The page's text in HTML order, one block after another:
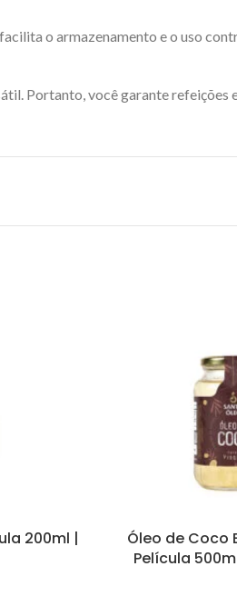
o armazenamento e o uso
Portanto, você garante refeições
200ml |
Óleo de Coco
Película